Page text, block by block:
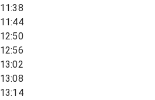
11:38
11:44
12:50
12:56
13:02
13:08
13:14